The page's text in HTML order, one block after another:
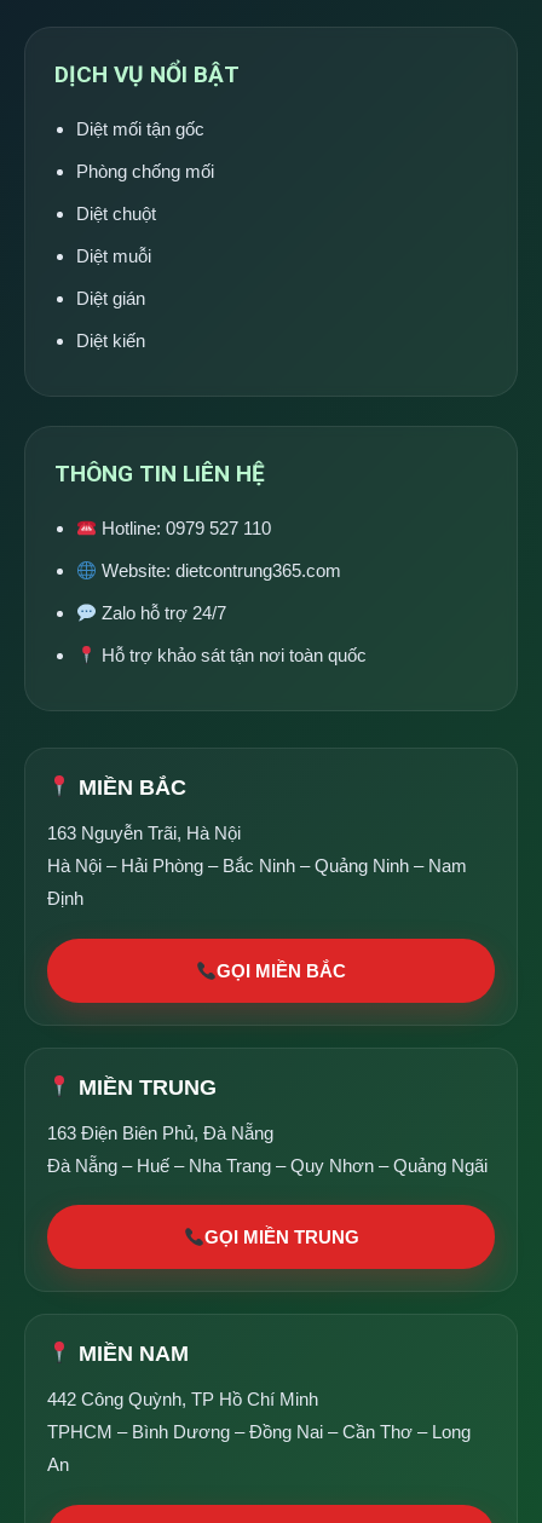
DỊCH VỤ NỔI BẬT
Diệt mối tận gốc
Phòng chống mối
Diệt chuột
Diệt muỗi
Diệt gián
Diệt kiến
THÔNG TIN LIÊN HỆ
Hotline:0979 527 110
Website:dietcontrung365.com
Zalo hỗ trợ 24/7
Hỗ trợ khảo sát tận nơi toàn quốc
MIỀN BẮC
163 Nguyễn Trãi, Hà Nội
Hà Nội – Hải Phòng – Bắc Ninh – Quảng Ninh – Nam
Định
GỌI MIỀN BẮC
MIỀN TRUNG
163 Điện Biên Phủ, Đà Nẵng
Đà Nẵng – Huế – Nha Trang – Quy Nhơn – Quảng Ngãi
GỌI MIỀN TRUNG
MIỀN NAM
442 Công Quỳnh, TP Hồ Chí Minh
TPHCM – Bình Dương – Đồng Nai – Cần Thơ – Long
An